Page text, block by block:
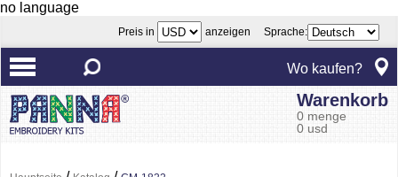
no language
Preis in anzeigen Sprache:
Wo kaufen?
Warenkorb
0 menge
0 usd